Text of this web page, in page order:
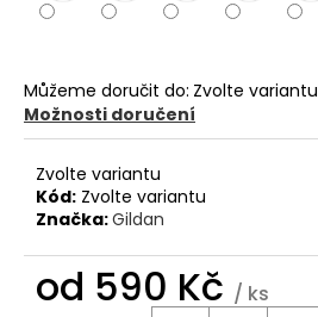
Můžeme doručit do: Zvolte variantu
Možnosti doručení
Zvolte variantu
Kód: Zvolte variantu
Značka:Gildan
od 590 Kč / ks
o
p
o
u
č
u
e